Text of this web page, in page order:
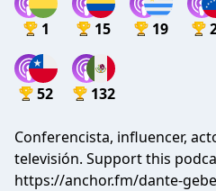
1 15 19
52 132
Conferencista, influencer,
televisión. Support this
https://anchor.fm/dante-